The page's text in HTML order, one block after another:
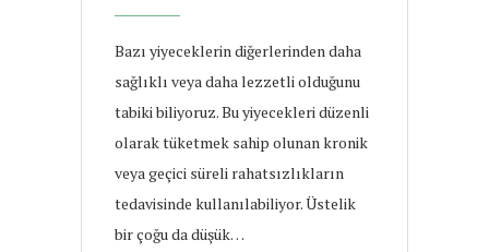
Bazı yiyeceklerin diğerlerinden daha
sağlıklı veya daha lezzetli olduğunu
tabiki biliyoruz. Bu yiyecekleri düzenli
olarak tüketmek sahip olunan kronik
veya geçici süreli rahatsızlıkların
tedavisinde kullanılabiliyor. Üstelik
bir çoğu da düşük…